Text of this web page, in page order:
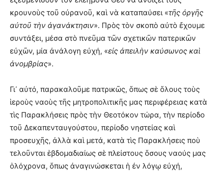
κρουνοὺς τοῦ οὐρανοῦ, καὶ νὰ καταπαύσει «τῆς ὀργῆς
αὐτοῦ τὴν ἀγανάκτησιν». Πρὸς τὸν σκοπὸ αὐτὸ ἔχουμε
συντάξει, μέσα στὸ πνεῦμα τῶν σχετικῶν πατερικῶν
εὐχῶν, μία ἀνάλογη εὐχή, «εἰς ἀπειλὴν καύσωνος καὶ
ἀνομβρίας».
Γι᾽ αὐτό, παρακαλοῦμε πατρικῶς, ὅπως σὲ ὅλους τοὺς
ἱεροὺς ναοὺς τῆς μητροπολιτικῆς μας περιφέρειας κατὰ
τὶς Παρακλήσεις πρὸς τὴν Θεοτόκον τώρα, τὴν περίοδο
τοῦ Δεκαπενταυγούστου, περίοδο νηστείας καὶ
προσευχῆς, ἀλλὰ καὶ μετά, κατὰ τὶς Παρακλήσεις ποὺ
τελοῦνται ἑβδομαδιαίως σὲ πλείστους ὅσους ναούς μας
ὁλόχρονα, ὅπως ἀναγινώσκεται ἡ ἐν λόγῳ εὐχή,